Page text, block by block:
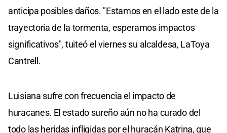
anticipa posibles daños. "Estamos en el lado este de la
trayectoria de la tormenta, esperamos impactos
significativos", tuiteó el viernes su alcaldesa, LaToya
Cantrell.
Luisiana sufre con frecuencia el impacto de
huracanes. El estado sureño aún no ha curado del
todo las heridas infligidas por el huracán Katrina, que